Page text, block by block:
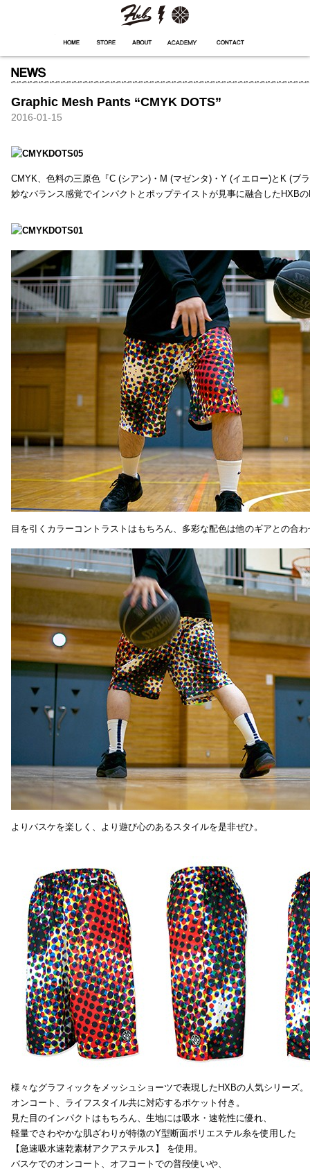
Graphic Mesh Pants “CMYK DOTS”
2016-01-15
CMYK、色料の三原色『C (シアン)・M (マゼンタ)・Y (イエロー)とK (ブ
妙なバランス感覚でインパクトとポップテイストが見事に融合したHXB
目を引くカラーコントラストはもちろん、多彩な配色は他のギアとの合
よりバスケを楽しく、より遊び心のあるスタイルを是非ぜひ。
様々なグラフィックをメッシュショーツで表現したHXBの人気シリーズ。
オンコート、ライフスタイル共に対応するポケット付き。
見た目のインパクトはもちろん、生地には吸水・速乾性に優れ、
軽量でさわやかな肌ざわりが特徴のY型断面ポリエステル糸を使用した
【急速吸水速乾素材アクアステルス】 を使用。
バスケでのオンコート、オフコートでの普段使いや、